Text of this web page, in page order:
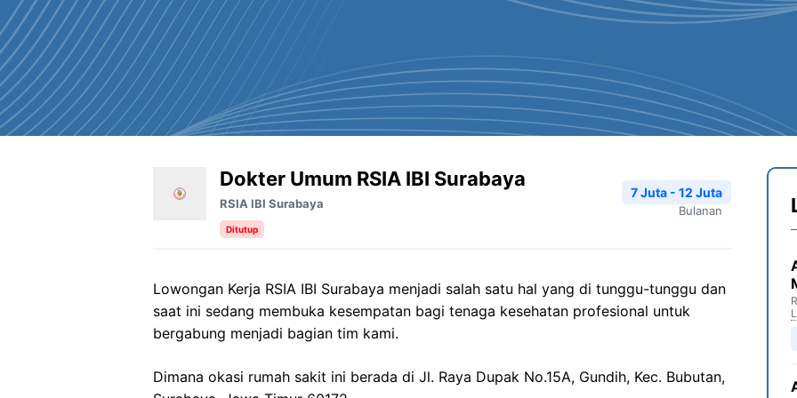
Dokter Umum RSIA IBI Surabaya
RSIA IBI Surabaya
Ditutup
7 Juta - 12 Juta
Bulanan
Lowongan Kerja RSIA IBI Surabaya menjadi salah satu hal yang di tunggu-tunggu dan
saat ini sedang membuka kesempatan bagi tenaga kesehatan profesional untuk
bergabung menjadi bagian tim kami.
Dimana okasi rumah sakit ini berada di Jl. Raya Dupak No.15A, Gundih, Kec. Bubutan,